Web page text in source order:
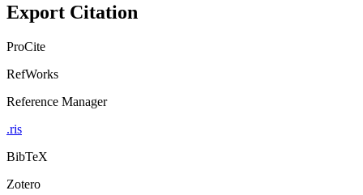
Export Citation
ProCite
RefWorks
Reference Manager
.ris
BibTeX
Zotero